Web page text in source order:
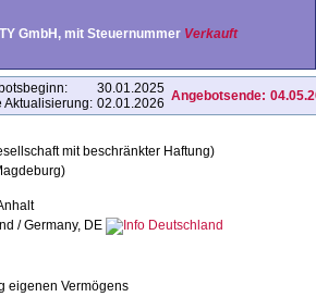
GmbH, mit Steuernummer Verkauft
30.01.2025
Aktualisierung: 02.01.2026 Angebotsende:
mit beschränkter Haftung)
/ Germany, DE
eigenen Vermögens